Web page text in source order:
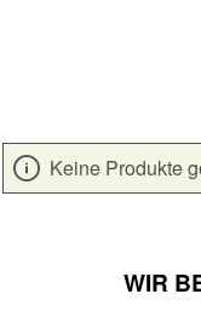
Keine Produkte
WIR